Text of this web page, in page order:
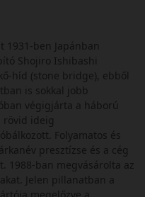
ben Japánban
Shojiro Ishibashi
híd (stone bridge), ebből
is sokkal jobb
végigjárta a háború
rövid ideig
Folyamatos és
presztízse és a cég
1988-ban megvásárolta az
Jelen pillanatban a
megelőzve a